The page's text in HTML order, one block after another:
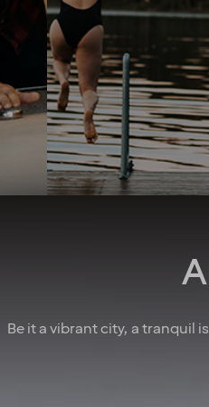
into consideration.
good job security
collective
insurances, as
parental leave,
wellness
attractive pension
competitive
there for
Be it a vibrant city, a tranquil